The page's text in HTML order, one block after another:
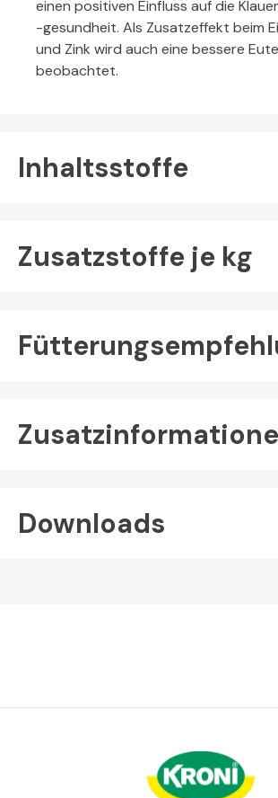
einen positiven Einfluss auf die
-gesundheit. Als Zusatzeffekt beim
und Zink wird auch eine bessere
beobachtet.
Inhaltsstoffe
Zusatzstoffe je kg
Downloads